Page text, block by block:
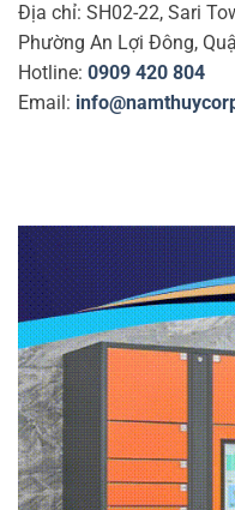
Địa chỉ: SH02-22, Sari
Phường An Lợi Đông,
Hotline: 0909 420 804
Email: